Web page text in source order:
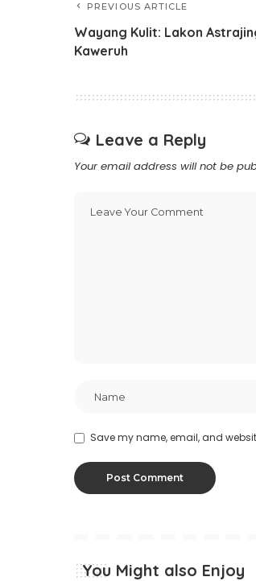
PREVIOUS ARTICLE
Wayang Kulit: Lakon
Kaweruh
Leave a Reply
Your email address will not be
Save my name, email, and
You Might also Enjoy